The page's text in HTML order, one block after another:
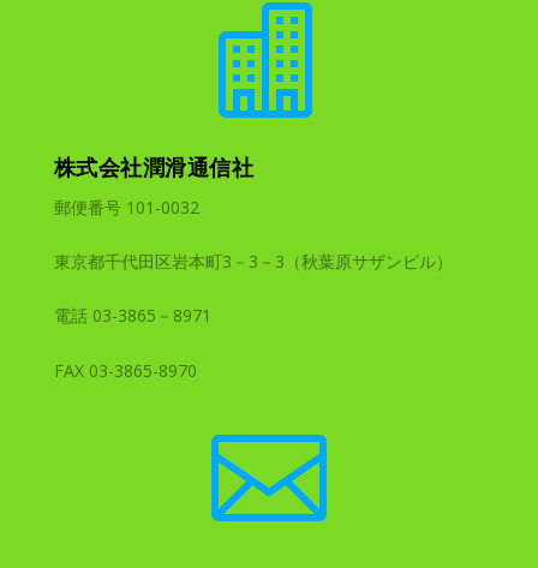

株式会社潤滑通信社
郵便番号 101-0032
東京都千代田区岩本町3－3－3（秋葉原サザンビル）
電話 03-3865－8971
FAX 03-3865-8970
